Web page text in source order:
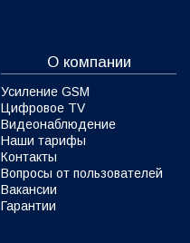
О компании
Усиление GSM
Цифровое TV
Видеонаблюдение
Наши тарифы
Контакты
Вопросы от пользователей
Вакансии
Гарантии